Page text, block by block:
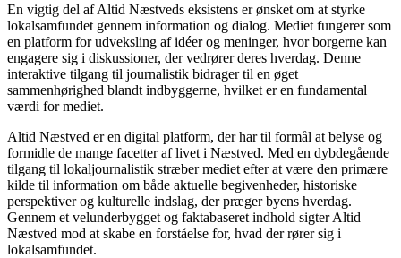
En vigtig del af Altid Næstveds eksistens er ønsket om at styrke
lokalsamfundet gennem information og dialog. Mediet fungerer som
en platform for udveksling af idéer og meninger, hvor borgerne kan
engagere sig i diskussioner, der vedrører deres hverdag. Denne
interaktive tilgang til journalistik bidrager til en øget
sammenhørighed blandt indbyggerne, hvilket er en fundamental
værdi for mediet.
Altid Næstved er en digital platform, der har til formål at belyse og
formidle de mange facetter af livet i Næstved. Med en dybdegående
tilgang til lokaljournalistik stræber mediet efter at være den primære
kilde til information om både aktuelle begivenheder, historiske
perspektiver og kulturelle indslag, der præger byens hverdag.
Gennem et velunderbygget og faktabaseret indhold sigter Altid
Næstved mod at skabe en forståelse for, hvad der rører sig i
lokalsamfundet.